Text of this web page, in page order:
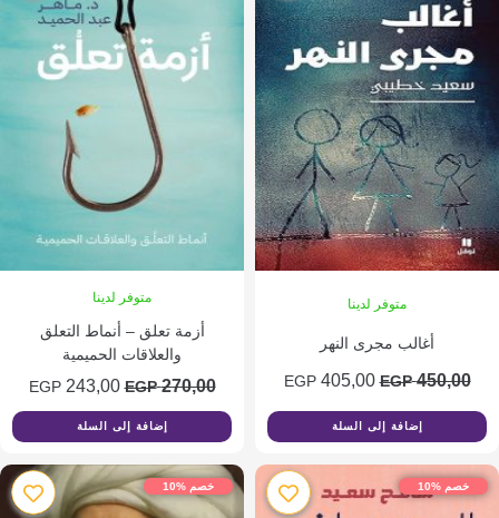
متوفر لدينا
أغالب مجرى النهر
EGPالسعر
الأصلي
هو:
450,00 EGP.
405,00
EGP السعر
الحالي
405,00 EGP.
إضافة إلى السلة
متوفر لدينا
أزمة تعلق – أنماط التعلق
والعلاقات الحميمية
270,00
EGPالسعر
الأصلي
هو:
270,00 EGP.
243,00
EGP السعر
الحالي
هو:
243,00 EGP.
إضافة إلى السلة
%10 خصم %10